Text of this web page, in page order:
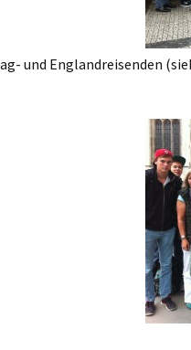
und Englandreisenden